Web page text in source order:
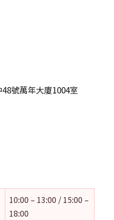
號萬年大廈1004室
10:00 – 13:00 / 15:00 –
18:00